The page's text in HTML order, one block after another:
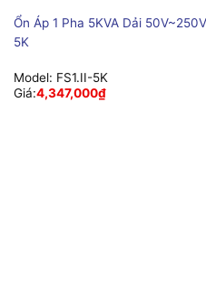
Ổn Áp 1 Pha 5KVA Dải
5K
Model: FS1.II-5K
Giá:4,347,000₫